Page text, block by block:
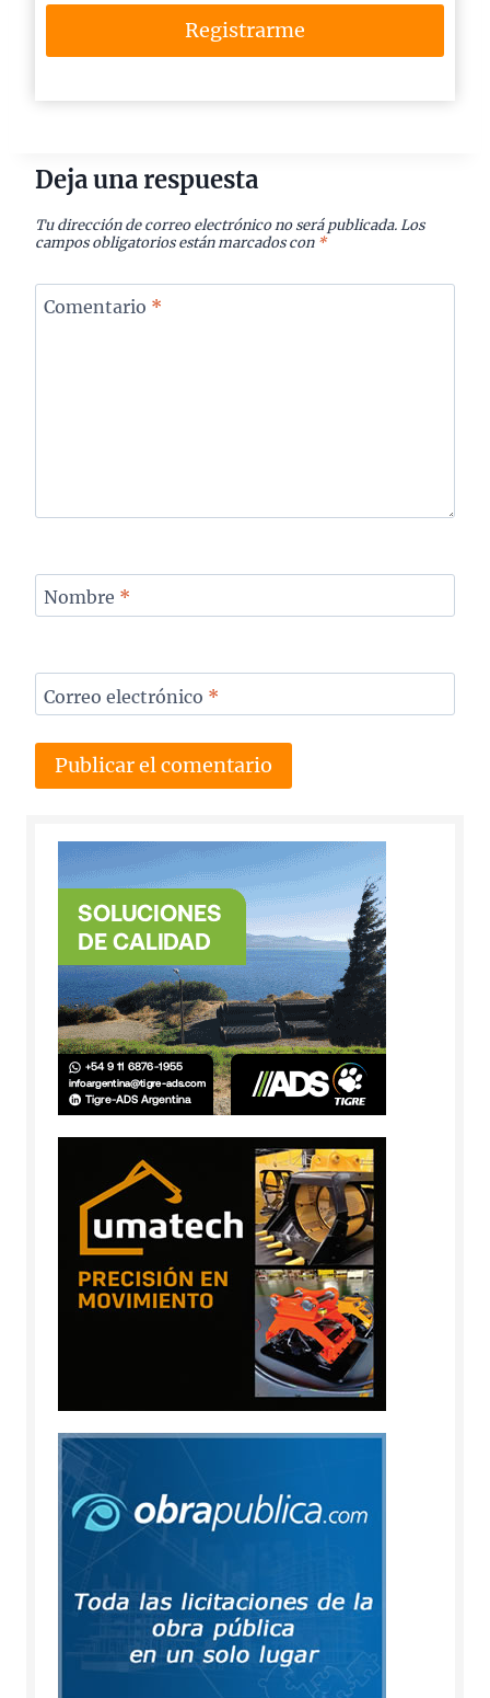
Registrarme
Deja una respuesta
Tu dirección de correo electrónico no será publicada. Los
campos obligatorios están marcados con *
Comentario *
Nombre *
Correo electrónico *